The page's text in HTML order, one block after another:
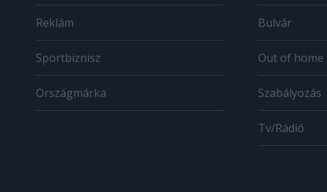
Reklám
Sportbiznisz
Országmárka
Bulvár
Out of home
Szabályozás
Tv/Rádió